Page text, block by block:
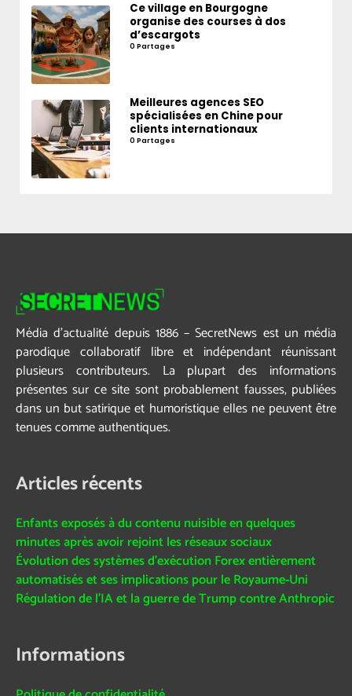
Ce village en Bourgogne
organise des courses à dos
d’escargots
0 Partages
Meilleures agences SEO
spécialisées en Chine pour
clients internationaux
0 Partages
Média d’actualité depuis 1886 – SecretNews est un média
parodique collaboratif libre et indépendant réunissant
plusieurs contributeurs. La plupart des informations
présentes sur ce site sont probablement fausses, publiées
dans un but satirique et humoristique elles ne peuvent être
tenues comme authentiques.
Articles récents
Enfants exposés à du contenu nuisible en quelques
minutes après avoir rejoint les réseaux sociaux
Évolution des systèmes d’exécution Forex entièrement
automatisés et ses implications pour le Royaume‑Uni
Régulation de l’IA et la guerre de Trump contre Anthropic
Informations